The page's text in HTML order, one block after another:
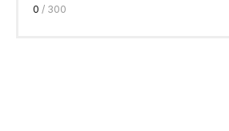
0 / 300